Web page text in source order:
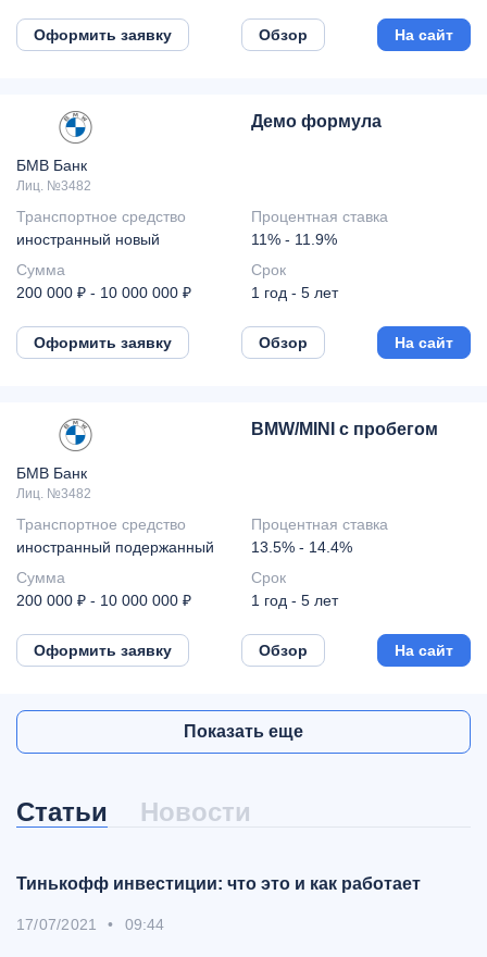
Оформить заявку Обзор На сайт
БМВ Банк
Лиц. №3482
Демо формула
Транспортное средство
иностранный новый
Процентная ставка
11% - 11.9%
Сумма
200 000 ₽ - 10 000 000 ₽
Срок
1 год - 5 лет
Оформить заявку Обзор На сайт
БМВ Банк
Лиц. №3482
BMW/MINI с пробегом
Транспортное средство
иностранный подержанный
Процентная ставка
13.5% - 14.4%
Сумма
200 000 ₽ - 10 000 000 ₽
Срок
1 год - 5 лет
Оформить заявку Обзор На сайт
Показать еще
Статьи Новости
Тинькофф инвестиции: что это и как работает
17/07/2021 • 09:44